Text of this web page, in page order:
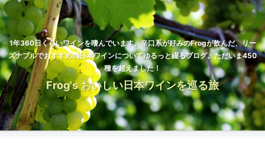
1年360日くらいワインを嗜んでいます。辛口系が好みのFrogが飲んだ、リー
ズナブルでおすすめの日本ワインについてゆるっと綴るブログ。ただいま450
種を超えました！
Frog's おいしい日本ワインを巡る旅